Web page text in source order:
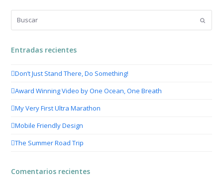
Enviar
Entradas recientes
Don’t Just Stand There, Do Something!
Award Winning Video by One Ocean, One Breath
My Very First Ultra Marathon
Mobile Friendly Design
The Summer Road Trip
Comentarios recientes